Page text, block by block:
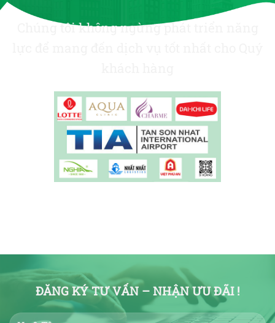
Chúng tôi không ngừng phát triển năng
ĐĂNG KÝ TƯ VẤN – NHẬN ƯU ĐÃI !